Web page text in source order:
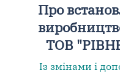
Про
ТОВ
Із змінами і